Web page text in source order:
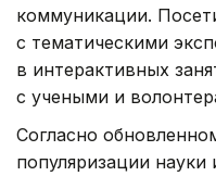
коммуникации.
с тематическими
в интерактивных
с учеными и
Согласно
популяризации науки